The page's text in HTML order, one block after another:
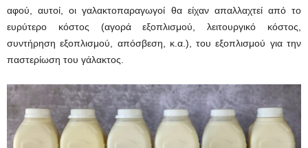
αφού, αυτοί, οι γαλακτοπαραγωγοί θα είχαν απαλλαχτεί από το
ευρύτερο κόστος (αγορά εξοπλισμού, λειτουργικό κόστος,
συντήρηση εξοπλισμού, απόσβεση, κ.α.), του εξοπλισμού για την
παστερίωση του γάλακτος.